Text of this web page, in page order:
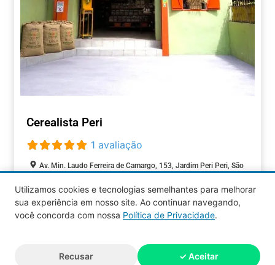
Cerealista Peri
1 avaliação
Av. Min. Laudo Ferreira de Camargo, 153, Jardim Peri Peri, São
COMÉRCIOS Fechado agora:
reservados.
Utilizamos cookies e tecnologias semelhantes para melhorar
sua experiência em nosso site. Ao continuar navegando,
você concorda com nossa Política de Privacidade.
Recusar ✓ Aceitar